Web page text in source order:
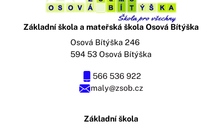
Základní škola a mateřská škola Osová Bítýška
maly@zsob.cz
566 536 922
Osová Bítýška 246
594 53 Osová Bítýška
Základní škola